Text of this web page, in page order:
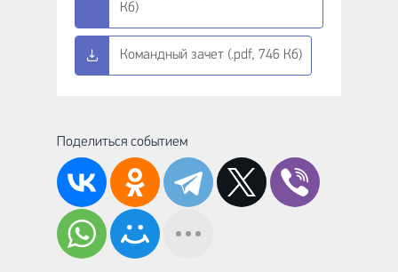
Кб)
Командный зачет (.pdf, 746 Кб)
Поделиться событием